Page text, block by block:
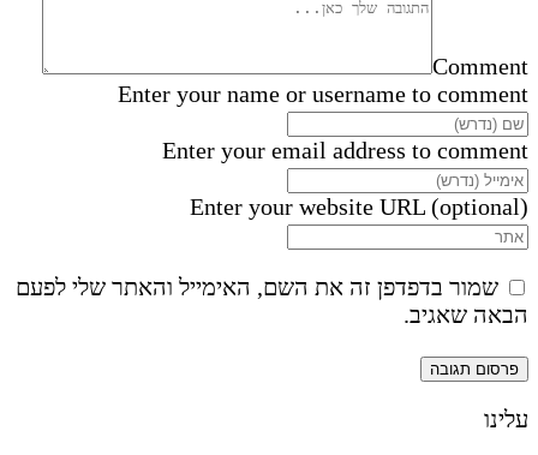
Comment
Enter your name or username to comment
Enter your email address to comment
Enter your website URL (optional)
שמור בדפדפן זה את השם, האימייל והאתר שלי לפעם
הבאה שאגיב.
עלינו